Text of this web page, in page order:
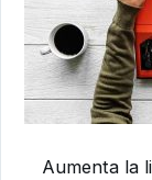
Aumenta la